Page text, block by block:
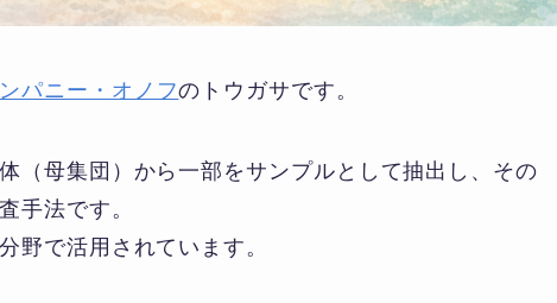
パニー・オノフのトウガサです。
（母集団）から一部をサンプルとして抽出し、その
手法です。
野で活用されています。